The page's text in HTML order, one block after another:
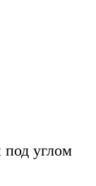
углом